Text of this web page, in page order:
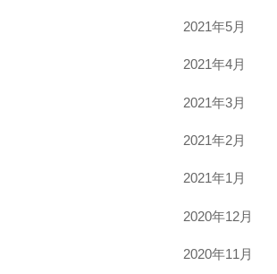
2021年5月
2021年4月
2021年3月
2021年2月
2021年1月
2020年12月
2020年11月